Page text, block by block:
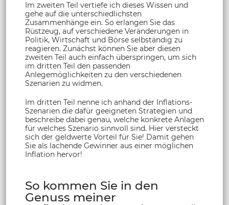
Im zweiten Teil vertiefe ich dieses Wissen und
gehe auf die unterschiedlichsten
Zusammenhänge ein. So erlangen Sie das
Rüstzeug, auf verschiedene Veränderungen in
Politik, Wirtschaft und Börse selbständig zu
reagieren. Zunächst können Sie aber diesen
zweiten Teil auch einfach überspringen, um sich
im dritten Teil den passenden
Anlegemöglichkeiten zu den verschiedenen
Szenarien zu widmen.
Im dritten Teil nenne ich anhand der Inflations-
Szenarien die dafür geeigneten Strategien und
beschreibe dabei genau, welche konkrete Anlagen
für welches Szenario sinnvoll sind. Hier versteckt
sich der geldwerte Vorteil für Sie! Damit gehen
Sie als lachende Gewinner aus einer möglichen
Inflation hervor!
So kommen Sie in den
Genuss meiner